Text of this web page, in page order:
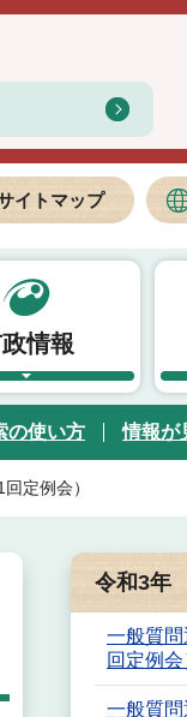
イトマップ
情報
の使い方 情報が
定例会）
令和3年
一般質
回定例会
一般質